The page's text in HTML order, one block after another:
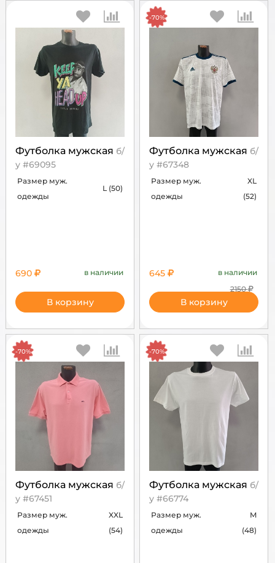
Футболка мужская б/
у #69095
Размер муж.
одежды
L (50)
690 в наличии
В корзину
Футболка мужская б/
у #67348
Размер муж.
одежды
XL
(52)
-70%
645
в наличии
2150
В корзину
Футболка мужская б/
у #67451
Размер муж.
одежды
XXL
(54)
-70%
Футболка мужская б/
у #66774
Размер муж.
одежды
M
(48)
-70%